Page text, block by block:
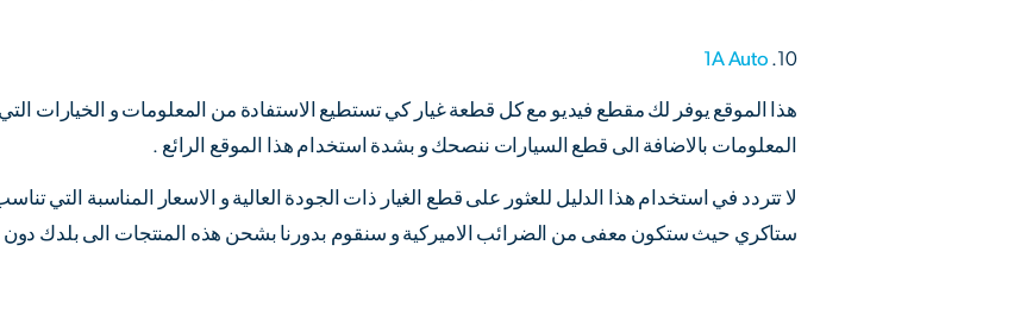
10.
1A Auto
هذا الموقع يوفر لك مقطع فيديو مع كل قطعة غيار كي تستطيع الاستفادة من المعلومات و الخيارات
المعلومات بالاضافة الى قطع السيارات ننصحك و بشدة استخدام هذا الموقع الرائع .
لا تتردد في استخدام هذا الدليل للعثور على قطع الغيار ذات الجودة العالية و الاسعار المناسبة التي
ستاكري حيث ستكون معفى من الضرائب الاميركية و سنقوم بدورنا بشحن هذه المنتجات الى بلدك دون